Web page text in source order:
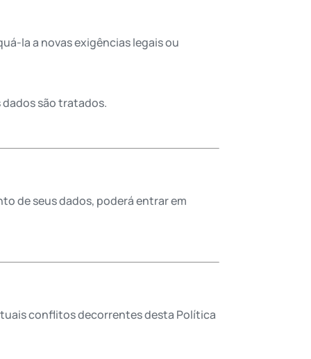
la a novas exigências legais ou
são tratados.
de seus dados, poderá entrar em
conflitos decorrentes desta Política